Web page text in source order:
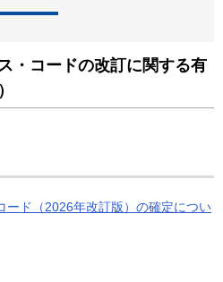
・コードの改訂に関する有
ード（2026年改訂版）の確定につい